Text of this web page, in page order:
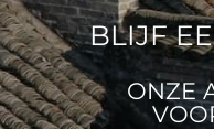
BLIJF
ONZE